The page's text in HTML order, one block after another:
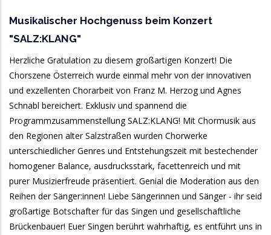
Musikalischer Hochgenuss beim Konzert
"SALZ:KLANG"
Herzliche Gratulation zu diesem großartigen Konzert! Die
Chorszene Österreich wurde einmal mehr von der innovativen
und exzellenten Chorarbeit von Franz M. Herzog und Agnes
Schnabl bereichert. Exklusiv und spannend die
Programmzusammenstellung SALZ:KLANG! Mit Chormusik aus
den Regionen alter Salzstraßen wurden Chorwerke
unterschiedlicher Genres und Entstehungszeit mit bestechender
homogener Balance, ausdrucksstark, facettenreich und mit
purer Musizierfreude präsentiert. Genial die Moderation aus den
Reihen der Sänger:innen! Liebe Sängerinnen und Sänger - ihr seid
großartige Botschafter für das Singen und gesellschaftliche
Brückenbauer! Euer Singen berührt wahrhaftig, es entführt uns in